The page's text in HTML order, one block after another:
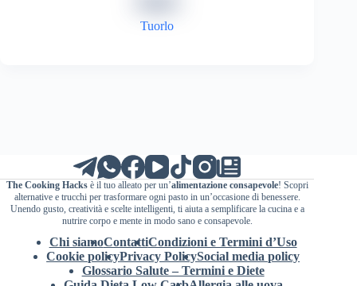
Tuorlo
The Cooking Hacksè il tuo alleato per un’alimentazione consapevole! Scopri
alternative e trucchi per trasformare ogni pasto in un’occasione di benessere.
Unendo gusto, creatività e scelte intelligenti, ti aiuta a semplificare la cucina e a
nutrire corpo e mente in modo sano e consapevole.
Chi siamoContattiCondizioni e Termini d’Uso
Cookie policyPrivacy PolicySocial media policy
Glossario Salute – Termini e Diete